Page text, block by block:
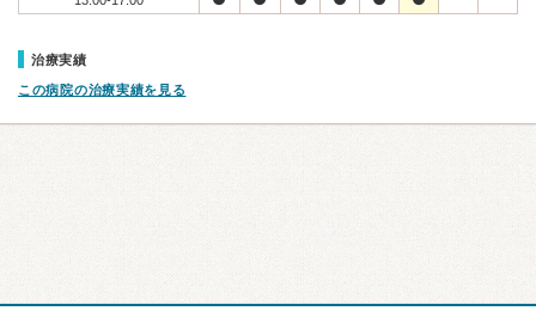
治療実績
この病院の治療実績を見る